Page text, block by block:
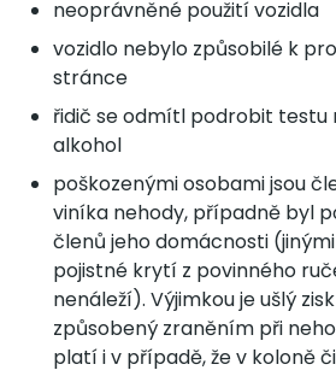
neoprávněné použití vozidla
vozidlo nebylo způsobilé k
stránce
řidič se odmítl podrobit testu
alkohol
poškozenými osobami jsou
viníka nehody, případně byl
členů jeho domácnosti
pojistné krytí z povinného
nenáleží). Výjimkou je ušlý
způsobený zraněním při
platí i v případě, že v koloně